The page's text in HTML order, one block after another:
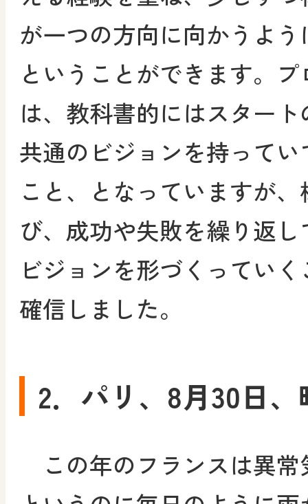
が一つの方向に向かうよ
ということができます。
は、教科書的にはスター
共通のビジョンを持って
こと、となっていますが
び、成功や失敗を繰り返
ビジョンを形づくってい
確信しました。
2．パリ、8月30日
この年のフランスは異常